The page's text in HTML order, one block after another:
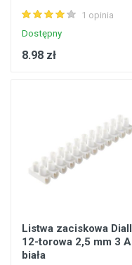
1 opinia
Dostępny
8.98 zł
Listwa zaciskowa Diall
12-torowa 2,5 mm 3 A
biała